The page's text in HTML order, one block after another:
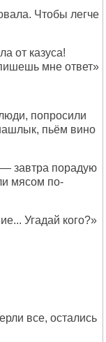
Чтобы легче
от казуса!
мне ответ»
попросили
пьём вино
завтра порадую
мясом по-
Угадай кого?»
все, остались